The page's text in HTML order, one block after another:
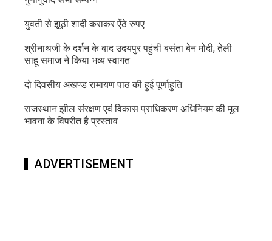
युवती से झूठी शादी कराकर ऐंठे रुपए
श्रीनाथजी के दर्शन के बाद उदयपुर पहुंचीं बसंता बेन मोदी, तेली
साहू समाज ने किया भव्य स्वागत
दो दिवसीय अखण्ड रामायण पाठ की हुई पूर्णाहुति
राजस्थान झील संरक्षण एवं विकास प्राधिकरण अधिनियम की मूल
भावना के विपरीत है प्रस्ताव
ADVERTISEMENT